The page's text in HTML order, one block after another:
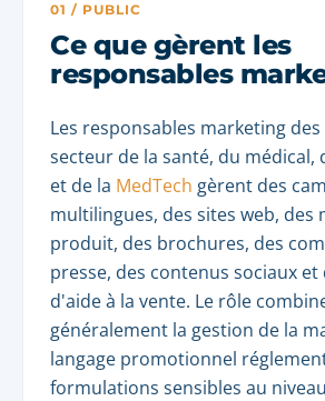
01 / PUBLIC
Ce que gèrent les
responsables
Les responsables marketing
secteur de la santé, du médical,
et de la MedTech gèrent des
multilingues, des sites web, des
produit, des brochures, des
presse, des contenus sociaux
d'aide à la vente. Le rôle
généralement la gestion de la
langage promotionnel
formulations sensibles au